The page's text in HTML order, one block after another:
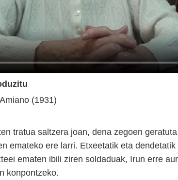
(1931)
tratua saltzera joan, dena zegoen
emateko ere larri. Etxeetatik eta dendetatik
ematen ibili ziren soldaduak, Irun erre
konpontzeko.